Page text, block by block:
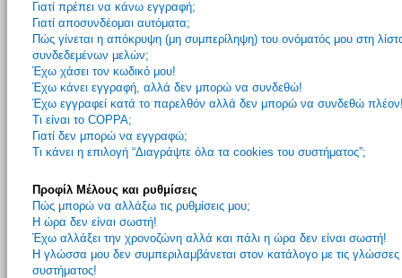
Γιατί πρέπει να κάνω εγγραφή;
Γιατί αποσυνδέομαι αυτόματα;
Πώς γίνεται η απόκρυψη (μη συμπερίληψη) του ονόματός μου στη
συνδεδεμένων μελών;
Έχω χάσει τον κωδικό μου!
Έχω κάνει εγγραφή, αλλά δεν μπορώ να συνδεθώ!
Έχω εγγραφεί κατά το παρελθόν αλλά δεν μπορώ να συνδεθώ
Τι είναι το COPPA;
Γιατί δεν μπορώ να εγγραφώ;
Τι κάνει η επιλογή “Διαγράψτε όλα τα cookies του συστήματος”;
Προφίλ Μέλους και ρυθμίσεις
Πώς μπορώ να αλλάξω τις ρυθμίσεις μου;
Η ώρα δεν είναι σωστή!
Έχω αλλάξει την χρονοζώνη αλλά και πάλι η ώρα δεν είναι σωστή!
Η γλώσσα μου δεν συμπεριλαμβάνεται στον κατάλογο με τις γλώσσες
συστήματος!